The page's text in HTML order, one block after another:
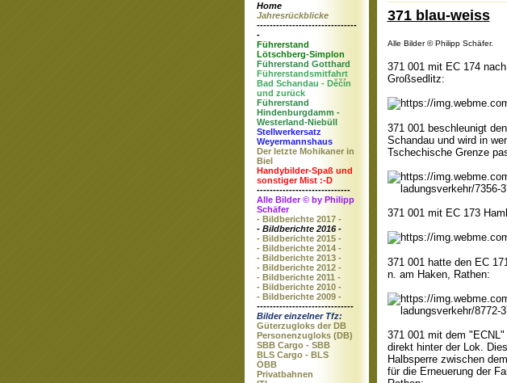
Home
Jahresrückblicke
-------------------------------
-
Führerstand
Lötschberg-Simplon
Führerstand Gotthard
Führerstandsmitfahrt
Bad Schandau - Děčín
und zurück
Führerstand
Hindenburgdamm -
Westerland-Niebüll
Stellwerkersatz
Weyermannshaus
Der letzte Mohikaner in
Biel
Handybilder-Spaß und
sonstiger Mist :-D
-----------------------------
Alle Bilder © by Philipp
Schäfer
- Bildberichte 2017 -
- Bildberichte 2016 -
- Bildberichte 2015 -
- Bildberichte 2014 -
- Bildberichte 2013 -
- Bildberichte 2012 -
- Bildberichte 2011 -
- Bildberichte 2010 -
- Bildberichte 2009 -
------------------------------
Bilder einzelner Tfz:
Güterzugloks der DB
Personenzugloks (DB)
SBB Cargo - SBB
BLS Cargo - BLS
ÖBB
Privatbahnen
371 blau-weiss
Alle Bilder© Philipp Schäfer.
371 001 mit EC 174
Großsedlitz:
371 001 beschleunigt
Schandau und wird in
Tschechische Grenze
371 001 mit EC 173
371 001 hatte den EC
n. am Haken, Rathen:
371 001 mit dem
direkt hinter der Lok.
Halbsperre zwischen
für die Erneuerung der